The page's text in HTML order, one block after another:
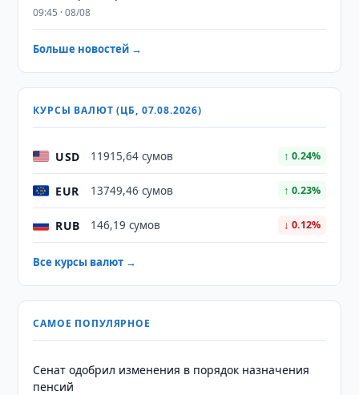
09:45 · 08/08
Больше новостей →
КУРСЫ ВАЛЮТ (ЦБ, 07.08.2026)
USD 11915,64 сумов ↑ 0.24%
EUR 13749,46 сумов ↑ 0.23%
RUB 146,19 сумов ↓ 0.12%
Все курсы валют →
САМОЕ ПОПУЛЯРНОЕ
Сенат одобрил изменения в порядок назначения
пенсий